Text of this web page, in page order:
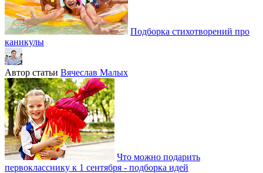
Подборка стихотворений про
каникулы
Автор статьи Вячеслав Малых
Что можно подарить
первокласснику к 1 сентября - подборка идей